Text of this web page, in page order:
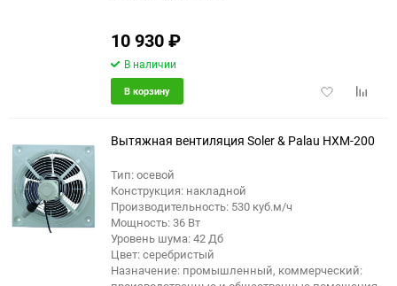
10 930₽
В наличии
Добавить
В корзину
Вытяжная вентиляция Soler & Palau HXM-200
Тип: осевой
Конструкция: накладной
Производительность: 530 куб.м/ч
Мощность: 36 Вт
Уровень шума: 42 Дб
Цвет: серебристый
Назначение: промышленный, коммерческий: